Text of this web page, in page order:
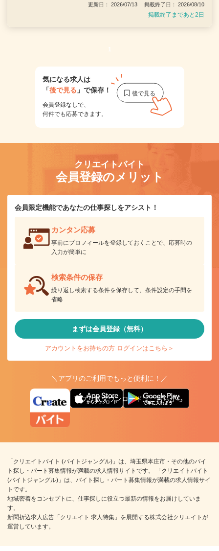
更新日： 2026/07/13 掲載終了日： 2026/08/10
掲載終了まであと2日
1
気になる求人は
「後で見る 」で保存！
会員登録なしで、
何件でも応募できます。
クリエイトバイト
会員登録のメリット
会員限定機能であなたの仕事探しをアシスト！
カンタン応募
事前にプロフィールを登録しておくことで、応募時の
入力が簡単に
検索条件の保存
繰り返し検索する条件を保存して、条件設定の手間を
省略
まずは会員登録（無料）
アカウントをお持ちの方 ログインはこちら＞
＼アプリのご利用でもっと便利に！／
アプリ版ダウンロードはこちらから
「クリエイトバイト (バイトジャングル)」は、埼玉県本庄市・その他のバイ
ト探し・パート募集情報が満載の求人情報サイトです。 「クリエイトバイト
(バイトジャングル)」は、バイト探し・パート募集情報が満載の求人情報サイ
トです。
地域密着をコンセプトに、仕事探しに役立つ最新の情報をお届けしていま
す。
新聞折込求人広告「クリエイト 求人特集」を展開する株式会社クリエイトが
運営しています。